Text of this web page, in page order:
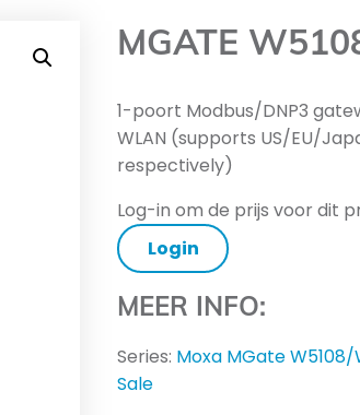
MGATE
1-poort Modbus/DNP3
WLAN (supports US/EU/
respectively)
Log-in om de prijs voor dit
Login
MEER INFO:
Series: Moxa MGate
Sale